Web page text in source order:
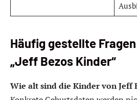
Häufig gestellte
„Jeff Bezos Kinder“
Wie alt sind die Kinder von Jeff